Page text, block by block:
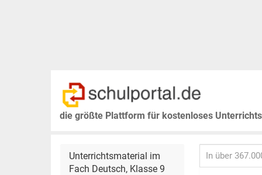
die größte Plattform für kostenloses
Unterrichtsmaterial im
Fach Deutsch, Klasse 9